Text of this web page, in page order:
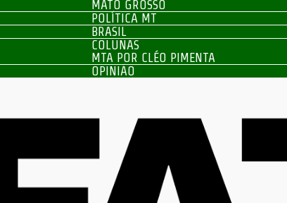
MATO GROSSO
POLÍTICA MT
BRASIL
COLUNAS
MTA POR CLÉO PIMENTA
OPINIÃO